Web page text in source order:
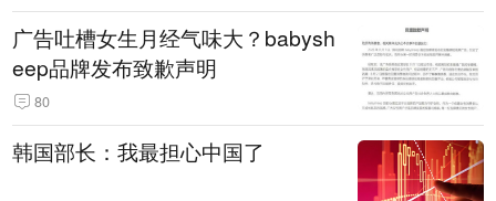
广告吐槽女生月经气味大？babysh
eep品牌发布致歉声明
80
韩国部长：我最担心中国了